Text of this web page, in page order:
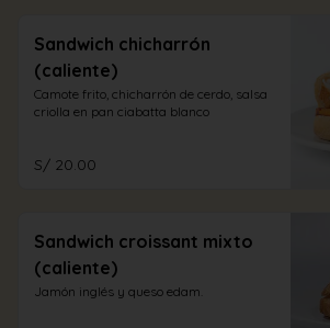
Sandwich chicharrón
(caliente)
Camote frito, chicharrón de cerdo, salsa
criolla en pan ciabatta blanco
S/ 20.00
Sandwich croissant mixto
(caliente)
Jamón inglés y queso edam.